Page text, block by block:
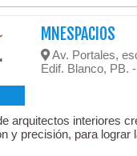
MNESPACIOS
Av. Portales,
Edif. Blanco, PB.
arquitectos interiores
y precisión, para lograr